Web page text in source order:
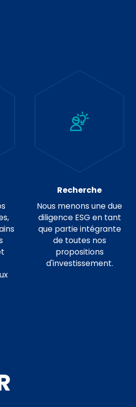
Recherche
Nous menons une due
diligence ESG en tant
que partie intégrante
de toutes nos
propositions
d'investissement.